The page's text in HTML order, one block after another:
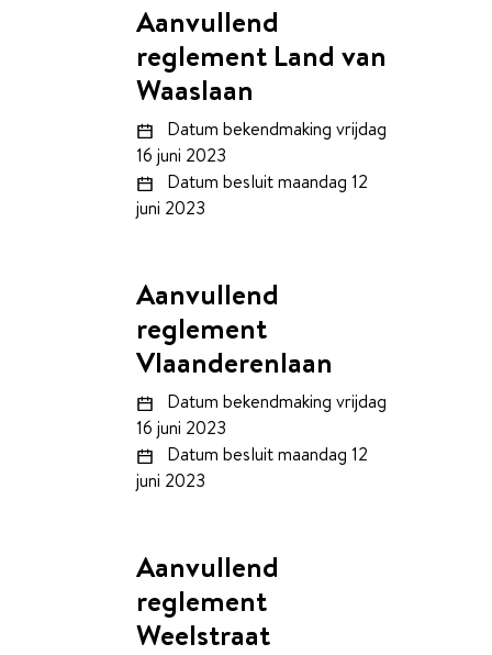
Aanvullend
reglement Land van
Waaslaan
Datum bekendmaking vrijdag
16 juni 2023
Datum besluitmaandag 12
juni 2023
Aanvullend
reglement
Vlaanderenlaan
Datum bekendmaking vrijdag
16 juni 2023
Datum besluitmaandag 12
juni 2023
Aanvullend
reglement
Weelstraat